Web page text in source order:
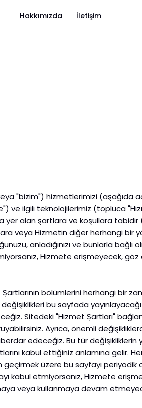
Hakkımızda İletişim
"bizim") hizmetlerimizi (aşağıda
ve ilgili teknolojilerimiz (topluca
yer alan şartlara ve koşullara
veya Hizmetin diğer herhangi bir
anladığınızı ve bunlarla
Hizmete erişmeyecek,
bölümlerini herhangi bir
değişiklikleri bu sayfada
Sitedeki "Hizmet Şartları"
Ayrıca, önemli
edeceğiz. Bu tür
kabul ettiğiniz anlamına gelir.
geçirmek üzere bu sayfayı
kabul etmiyorsanız, Hizmete
veya kullanmaya devam